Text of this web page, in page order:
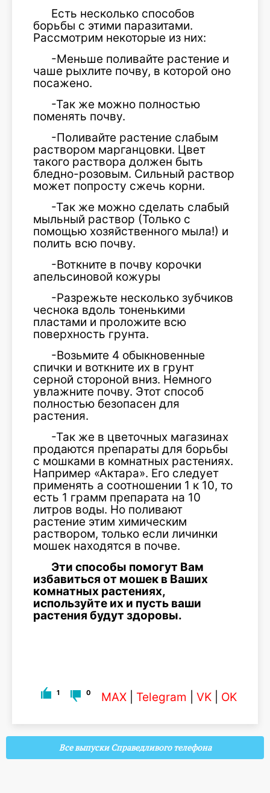
Есть несколько способов
борьбы с этими паразитами.
Рассмотрим некоторые из них:
-Меньше поливайте растение и
чаше рыхлите почву, в которой оно
посажено.
-Так же можно полностью
поменять почву.
-Поливайте растение слабым
раствором марганцовки. Цвет
такого раствора должен быть
бледно-розовым. Сильный раствор
может попросту сжечь корни.
-Так же можно сделать слабый
мыльный раствор (Только с
помощью хозяйственного мыла!) и
полить всю почву.
-Воткните в почву корочки
апельсиновой кожуры
-Разрежьте несколько зубчиков
чеснока вдоль тоненькими
пластами и проложите всю
поверхность грунта.
-Возьмите 4 обыкновенные
спички и воткните их в грунт
серной стороной вниз. Немного
увлажните почву. Этот способ
полностью безопасен для
растения.
-Так же в цветочных магазинах
продаются препараты для борьбы
с мошками в комнатных растениях.
Например «Актара». Его следует
применять а соотношении 1 к 10, то
есть 1 грамм препарата на 10
литров воды. Но поливают
растение этим химическим
раствором, только если личинки
мошек находятся в почве.
Эти способы помогут Вам
избавиться от мошек в Ваших
комнатных растениях,
используйте их и пусть ваши
растения будут здоровы.
1 0 MAX Telegram VK OK
Все выпуски Справедливого телефона